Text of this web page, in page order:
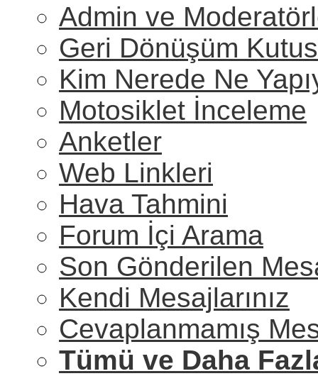
Admin ve
Geri Dönüşüm
Kim Nerede Ne
Motosiklet İnceleme
Anketler
Web Linkleri
Hava Tahmini
Forum İçi Arama
Son Gönderilen
Kendi Mesajlarınız
Cevaplanmamış
Tümü ve Daha